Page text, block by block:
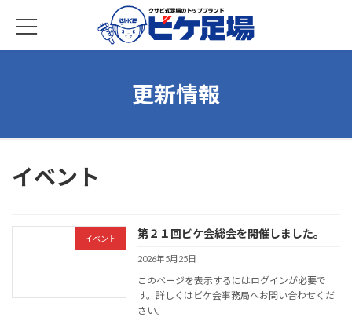
ン
ー
更新情報
イベント
イベント 第２１回ビケ会総会を開催しました。
2026年5月25日
このページを表示するにはログインが必要で
す。詳しくはビケ会事務局へお問い合わせくだ
さい。